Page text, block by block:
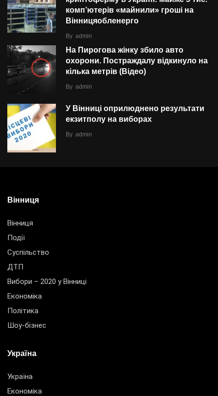
комп’ютерів «майнили» гроші на
Вінницяобленерго
By admin
На Пирогова жінку збило авто
охорони. Постраждалу відкинуло на
кілька метрів (Відео)
By admin
У Вінниці оприлюднено результати
екзитполу на виборах
By admin
Вінниця
Вінниця
Події
Суспільство
ДТП
Вибори – 2020 у Вінниці
Економіка
Політика
Шоу-бізнес
Україна
Україна
Економіка